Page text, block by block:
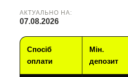
АКТУАЛЬНО НА:
07.08.2026
Спосіб
оплати
Мін.
депозит